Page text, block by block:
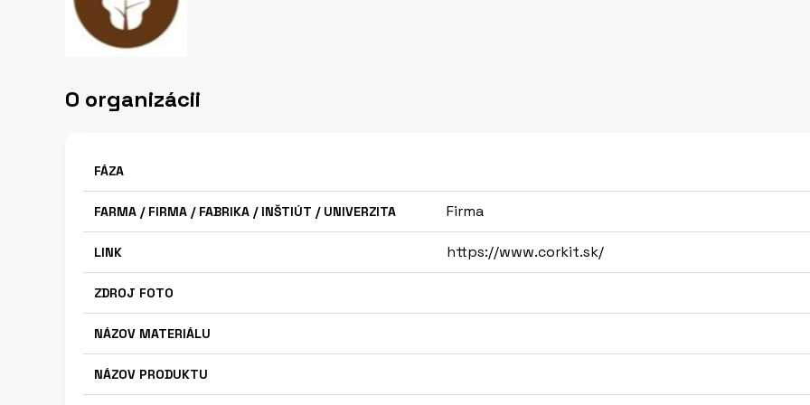
O organizácii
FÁZA
FARMA / FIRMA / FABRIKA / INŠTIÚT / UNIVERZITA Firma
LINK https://www.corkit.sk/
ZDROJ FOTO
NÁZOV MATERIÁLU
NÁZOV PRODUKTU